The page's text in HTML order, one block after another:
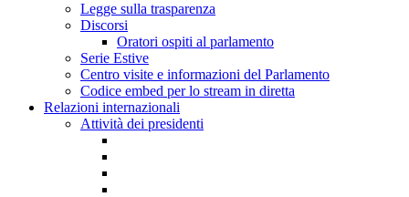
Legge sulla trasparenza
Discorsi
Oratori ospiti al parlamento
Serie Estive
Centro visite e informazioni del Parlamento
Codice embed per lo stream in diretta
Relazioni internazionali
Attività dei presidenti